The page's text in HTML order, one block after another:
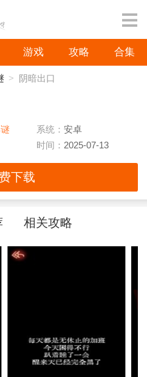
游戏 攻略 合集
> 阴暗出口
系统：安卓
时间： 2025-07-13
下载
相关攻略